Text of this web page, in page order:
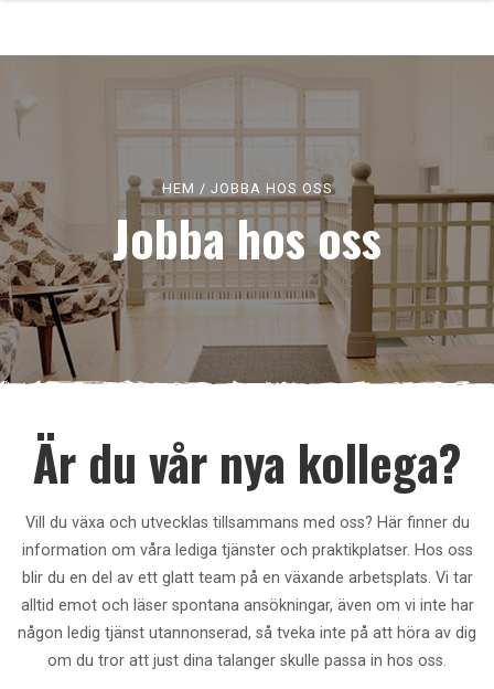
HEM / JOBBA HOS OSS
Jobba hos oss
Är du vår nya kollega?
Vill du växa och utvecklas tillsammans med oss? Här finner du
information om våra lediga tjänster och praktikplatser. Hos oss
blir du en del av ett glatt team på en växande arbetsplats. Vi tar
alltid emot och läser spontana ansökningar, även om vi inte har
någon ledig tjänst utannonserad, så tveka inte på att höra av dig
om du tror att just dina talanger skulle passa in hos oss.